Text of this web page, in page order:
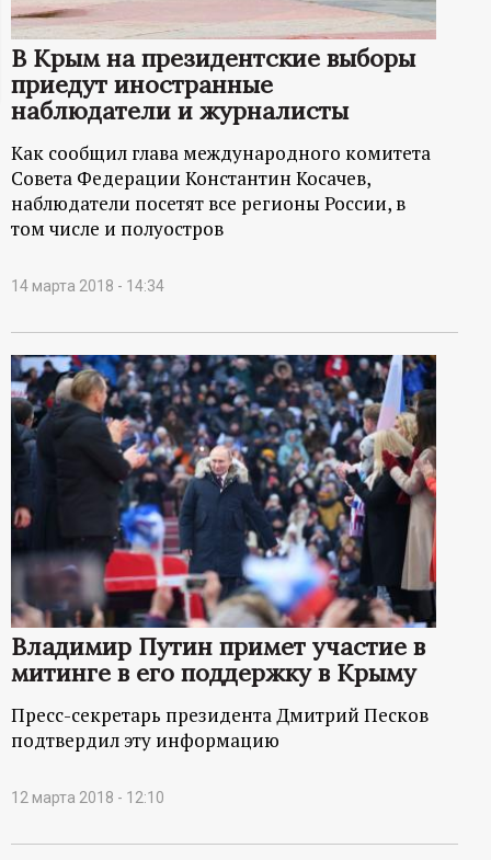
м
а
ц
и
о
н
н
ы
й
п
о
р
т
а
л
В Крым на президентские выборы
приедут иностранные
наблюдатели и журналисты
Как сообщил глава международного комитета
Совета Федерации Константин Косачев,
наблюдатели посетят все регионы России, в
том числе и полуостров
14 марта 2018 - 14:34
Владимир Путин примет участие в
митинге в его поддержку в Крыму
Пресс-секретарь президента Дмитрий Песков
подтвердил эту информацию
12 марта 2018 - 12:10